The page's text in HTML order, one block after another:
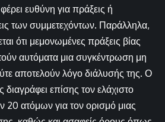
ευθύνη για πράξεις ή
των συμμετεχόντων. Παράλληλα,
ότι μεμονωμένες πράξεις βίας
αυτόματα μια συγκέντρωση μη
αποτελούν λόγο διάλυσής της. Ο
διαγράφει επίσης τον ελάχιστο
20 ατόμων για τον ορισμό μιας